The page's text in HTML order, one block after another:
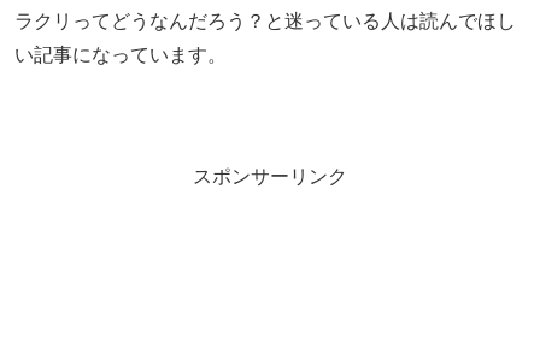
ラクリってどうなんだろう？と迷っている人は読んでほし
い記事になっています。
スポンサーリンク